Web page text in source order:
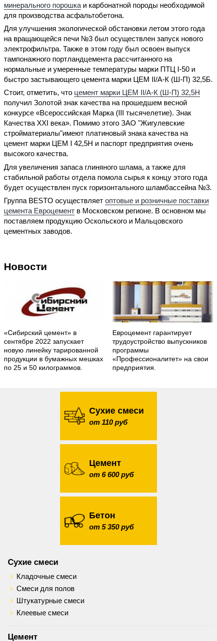
минерального порошка и карбонатной породы необходимой
для производства асфальтобетона.
Для улучшения экологической обстановки летом этого года
на вращающейся печи №3 был осуществлен запуск нового
электрофильтра. Также в этом году был освоен выпуск
тампонажного портландцемента рассчитанного на
нормальные и умеренные температуры марки ПТЦ I-50 и
быстро застывающего цемента марки ЦЕМ II/A-К (Ш-П) 32,5Б.
Стоит, отметить, что цемент марки ЦЕМ II/A-К (Ш-П) 32,5Н
получил Золотой знак качества на прошедшем весной
конкурсе «Всероссийская Марка (III тысячелетие). Знак
Качества XXI века». Помимо этого ЗАО "Жигулевские
стройматериалы"имеют платиновый знака качества на
цемент марки ЦЕМ I 42,5Н и паспорт предприятия очень
высокого качества.
Для увеличения запаса глиняного шлама, а также для
стабильной работы отдела помола сырья к концу этого года
будет осуществлен пуск горизонтального шламбассейна №3.
Группа BESTO осуществляет оптовые и розничные поставки
цемента Евроцемент в Московском регионе. В основном мы
поставляем продукцию Оскольского и Мальцовского
цементных заводов.
Новости
«Сибирский цемент» в
сентябре 2022 запускает
новую линейку тарированной
продукции в бумажных мешках
по 25 и 50 килограммов.
Евроцемент гарантирует
трудоустройство выпускников
программы
«Профессионалитет» на свои
предприятия.
Сухие смеси
от 110 руб
Цемент
от 6 600 руб
Бетон
от 5 350 руб
Сухие смеси
Кладочные смеси
Смеси для полов
Штукатурные смеси
Клеевые смеси
Цемент